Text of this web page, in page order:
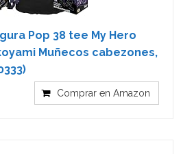
Pop 38 tee My Hero
Muñecos cabezones,
Comprar en Amazon